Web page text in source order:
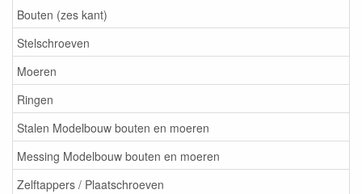
Bouten (zes kant)
Stelschroeven
Moeren
Ringen
Stalen Modelbouw bouten en moeren
Messing Modelbouw bouten en moeren
Zelftappers / Plaatschroeven